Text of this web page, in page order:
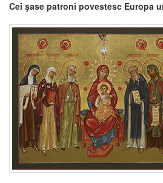
Cei şase patroni povestesc Europa